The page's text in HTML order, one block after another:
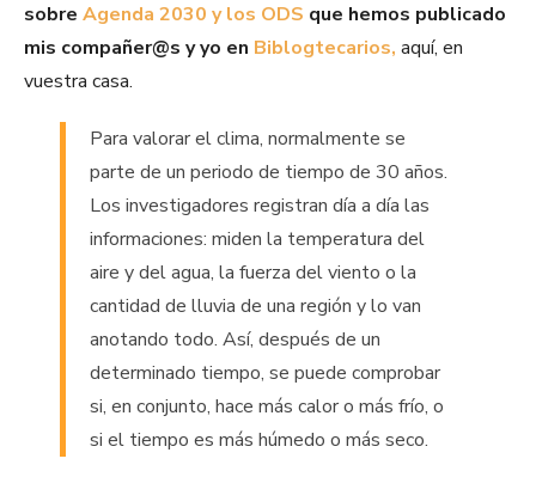
sobre Agenda 2030 y los ODS que hemos publicado
mis compañer@s y yo en Biblogtecarios, aquí, en
vuestra casa.
Para valorar el clima, normalmente se
parte de un periodo de tiempo de 30 años.
Los investigadores registran día a día las
informaciones: miden la temperatura del
aire y del agua, la fuerza del viento o la
cantidad de lluvia de una región y lo van
anotando todo. Así, después de un
determinado tiempo, se puede comprobar
si, en conjunto, hace más calor o más frío, o
si el tiempo es más húmedo o más seco.